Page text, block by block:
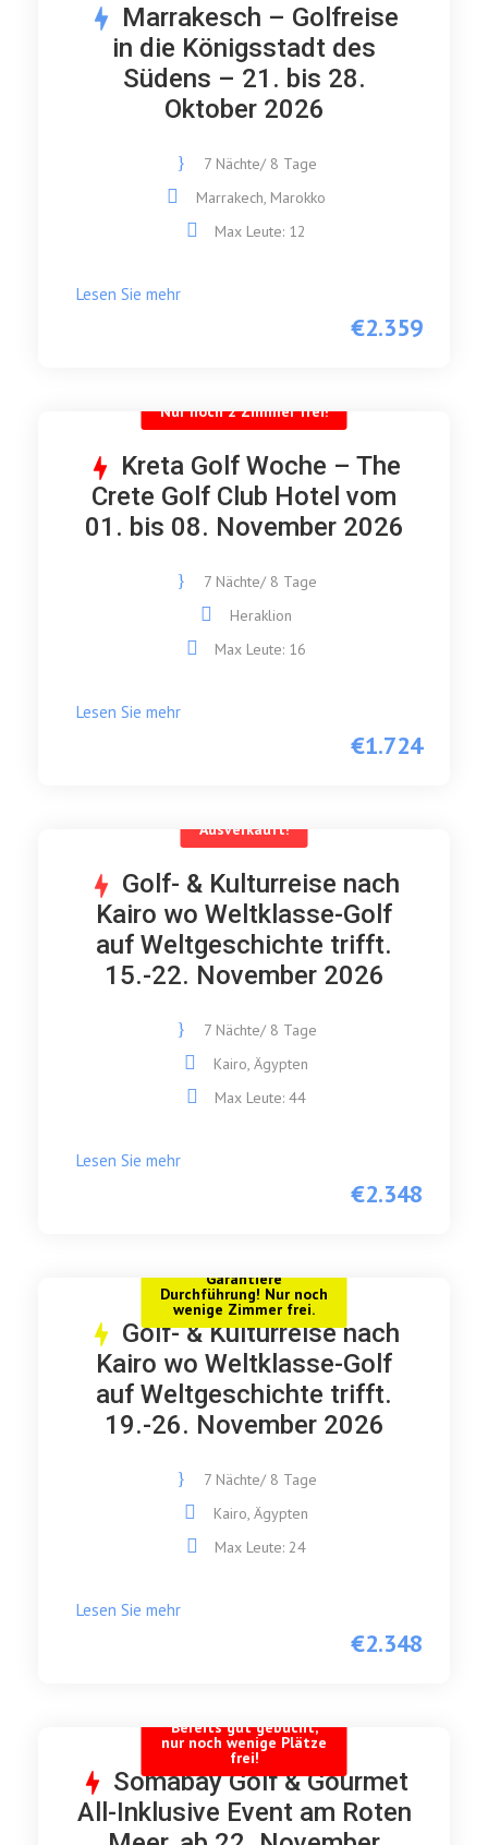
Marrakesch – Golfreise
in die Königsstadt des
Südens – 21. bis 28.
Oktober 2026
€2.359
7 Nächte/ 8 Tage
Marrakech, Marokko
Max Leute: 12
Lesen Sie mehr
Nur noch 2 Zimmer frei!
Kreta Golf Woche – The
Crete Golf Club Hotel vom
01. bis 08. November 2026
€1.724
7 Nächte/ 8 Tage
Heraklion
Max Leute: 16
Lesen Sie mehr
Ausverkauft!
Golf- & Kulturreise nach
Kairo wo Weltklasse-Golf
auf Weltgeschichte trifft.
15.-22. November 2026
€2.348
7 Nächte/ 8 Tage
Kairo, Ägypten
Max Leute: 44
Lesen Sie mehr
Garantiere
Durchführung! Nur noch
wenige Zimmer frei.
Golf- & Kulturreise nach
Kairo wo Weltklasse-Golf
auf Weltgeschichte trifft.
19.-26. November 2026
€2.348
7 Nächte/ 8 Tage
Kairo, Ägypten
Max Leute: 24
Lesen Sie mehr
Bereits gut gebucht,
nur noch wenige Plätze
frei!
Somabay Golf & Gourmet
All-Inklusive Event am Roten